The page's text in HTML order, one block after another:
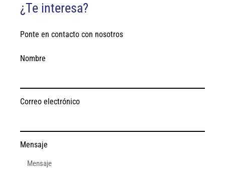
¿Te interesa?
Ponte en contacto con nosotros
Nombre
Correo electrónico
Mensaje